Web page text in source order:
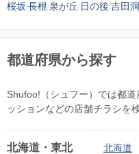
桜坂 長根 泉が丘 日の後 吉田洞
都道府県から探す
Shufoo!（シュフー）では都
ッションなどの店舗チラシを
北海道・東北 北海道